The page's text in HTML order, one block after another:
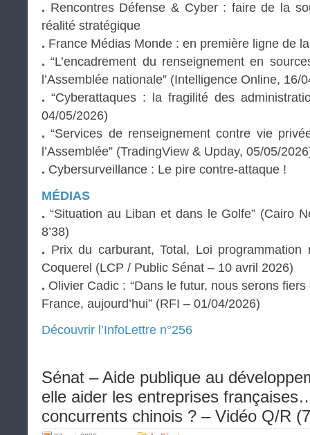
. Rencontres Défense & Cyber : faire de la
réalité stratégique
. France Médias Monde : en première ligne de
. “L’encadrement du renseignement en
l’Assemblée nationale” (Intelligence Online, 16/
. “Cyberattaques : la fragilité des
04/05/2026)
. “Services de renseignement contre vie
l’Assemblée” (TradingView & Upday, 05/05/
. Cybersurveillance : Le pire contre-attaque !
MÉDIAS
. “Situation au Liban et dans le Golfe” (Cairo
8’38)
. Prix du carburant, Total, Loi
Coquerel (LCP / Public Sénat – 10 avril 2026)
. Olivier Cadic : “Dans le futur, nous serons
France, aujourd’hui” (RFI – 01/04/2026)
Découvrir l’InfoLettre n°256
Sénat – Aide publique au
elle aider les entreprises
concurrents chinois ? – Vidéo Q/R